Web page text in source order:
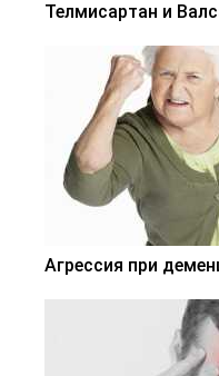
Телмисартан и
Агрессия при